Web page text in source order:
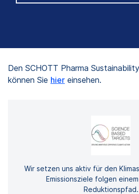
Den SCHOTT Pharma
können Sie hier einsehen.
Wir setzen uns aktiv für den
Emissionsziele folgen
Reduktionspfad.